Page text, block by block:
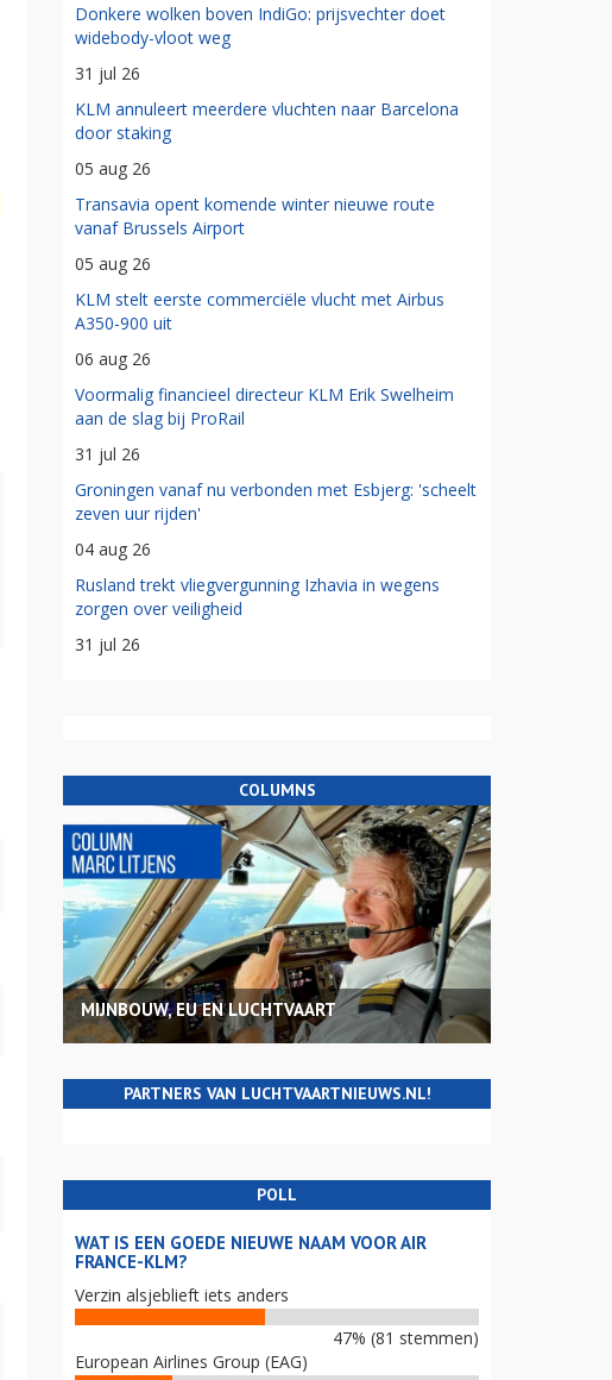
Donkere wolken boven IndiGo: prijsvechter doet
widebody-vloot weg
31 jul 26
KLM annuleert meerdere vluchten naar Barcelona
door staking
05 aug 26
Transavia opent komende winter nieuwe route
vanaf Brussels Airport
05 aug 26
KLM stelt eerste commerciële vlucht met Airbus
A350-900 uit
06 aug 26
Voormalig financieel directeur KLM Erik Swelheim
aan de slag bij ProRail
31 jul 26
Groningen vanaf nu verbonden met Esbjerg: 'scheelt
zeven uur rijden'
04 aug 26
Rusland trekt vliegvergunning Izhavia in wegens
zorgen over veiligheid
31 jul 26
COLUMNS
MIJNBOUW, EU EN LUCHTVAART
PARTNERS VAN LUCHTVAARTNIEUWS.NL!
POLL
WAT IS EEN GOEDE NIEUWE NAAM VOOR AIR
FRANCE-KLM?
Verzin alsjeblieft iets anders
47% (81 stemmen)
European Airlines Group (EAG)